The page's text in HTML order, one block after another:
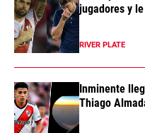
jugadores y
RIVER PLATE
Inminente
Thiago